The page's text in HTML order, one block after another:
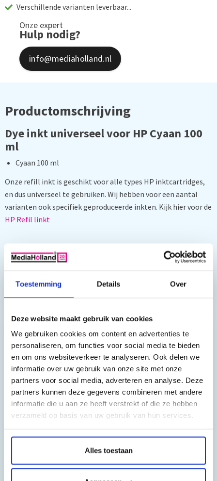
Toestemming Details Over
Deze website maakt gebruik van cookies
We gebruiken cookies om content en advertenties te
personaliseren, om functies voor social media te bieden
en om ons websiteverkeer te analyseren. Ook delen we
informatie over uw gebruik van onze site met onze
partners voor social media, adverteren en analyse. Deze
partners kunnen deze gegevens combineren met andere
informatie die u aan ze heeft verstrekt of die ze hebben
verzameld op basis van uw gebruik van hun services.
Alles toestaan
Verschillende varianten leverbaar...
Onze expert
Hulp nodig?
info@mediaholland.nl
Productomschrijving
Dye inkt universeel voor HP Cyaan 100
ml
Cyaan 100 ml
Onze refill inkt is geschikt voor alle types HP inktcartridges,
en dus universeel te gebruiken. Wij hebben voor een aantal
varianten ook specifiek geproduceerde inkten. Kijk hier voor de
HP Refil linkt
Toch nog een vraag?
Hebt u vragen bij het artikel?
Reviews van klanten…
”Prima geregeld. ”
Gauke Wijnmaalen
8/10
”Al vaker bij jullie besteld. Altijd prima gegaan. Fijn
10/10